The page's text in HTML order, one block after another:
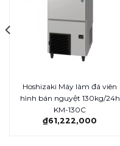
Hoshizaki Máy làm đá viên
hình bán nguyệt 130kg/24h
KM-130C
₫61,222,000